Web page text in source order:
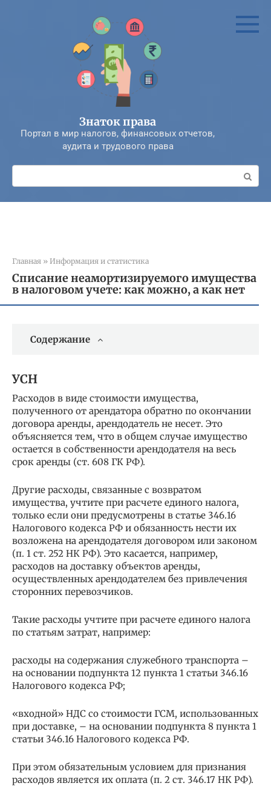
Знаток права
Портал в мир налогов, финансовых отчетов,
аудита и трудового права
Поиск:
Главная » Информация и статистика
Списание неамортизируемого имущества
в налоговом учете: как можно, а как нет
Содержание
УСН
Расходов в виде стоимости имущества,
полученного от арендатора обратно по окончании
договора аренды, арендодатель не несет. Это
объясняется тем, что в общем случае имущество
остается в собственности арендодателя на весь
срок аренды (ст. 608 ГК РФ).
Другие расходы, связанные с возвратом
имущества, учтите при расчете единого налога,
только если они предусмотрены в статье 346.16
Налогового кодекса РФ и обязанность нести их
возложена на арендодателя договором или законом
(п. 1 ст. 252 НК РФ). Это касается, например,
расходов на доставку объектов аренды,
осуществленных арендодателем без привлечения
сторонних перевозчиков.
Такие расходы учтите при расчете единого налога
по статьям затрат, например:
расходы на содержания служебного транспорта –
на основании подпункта 12 пункта 1 статьи 346.16
Налогового кодекса РФ;
«входной» НДС со стоимости ГСМ, использованных
при доставке, – на основании подпункта 8 пункта 1
статьи 346.16 Налогового кодекса РФ.
При этом обязательным условием для признания
расходов является их оплата (п. 2 ст. 346.17 НК РФ).